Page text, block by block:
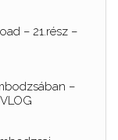
– 21.rész –
–